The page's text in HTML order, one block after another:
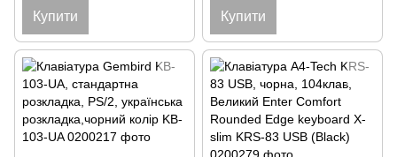
виходи для навушників і
мікрофону. 4 Speed,
водонепроникна 22hot keys
G800V USB (Black)
Купити Купити